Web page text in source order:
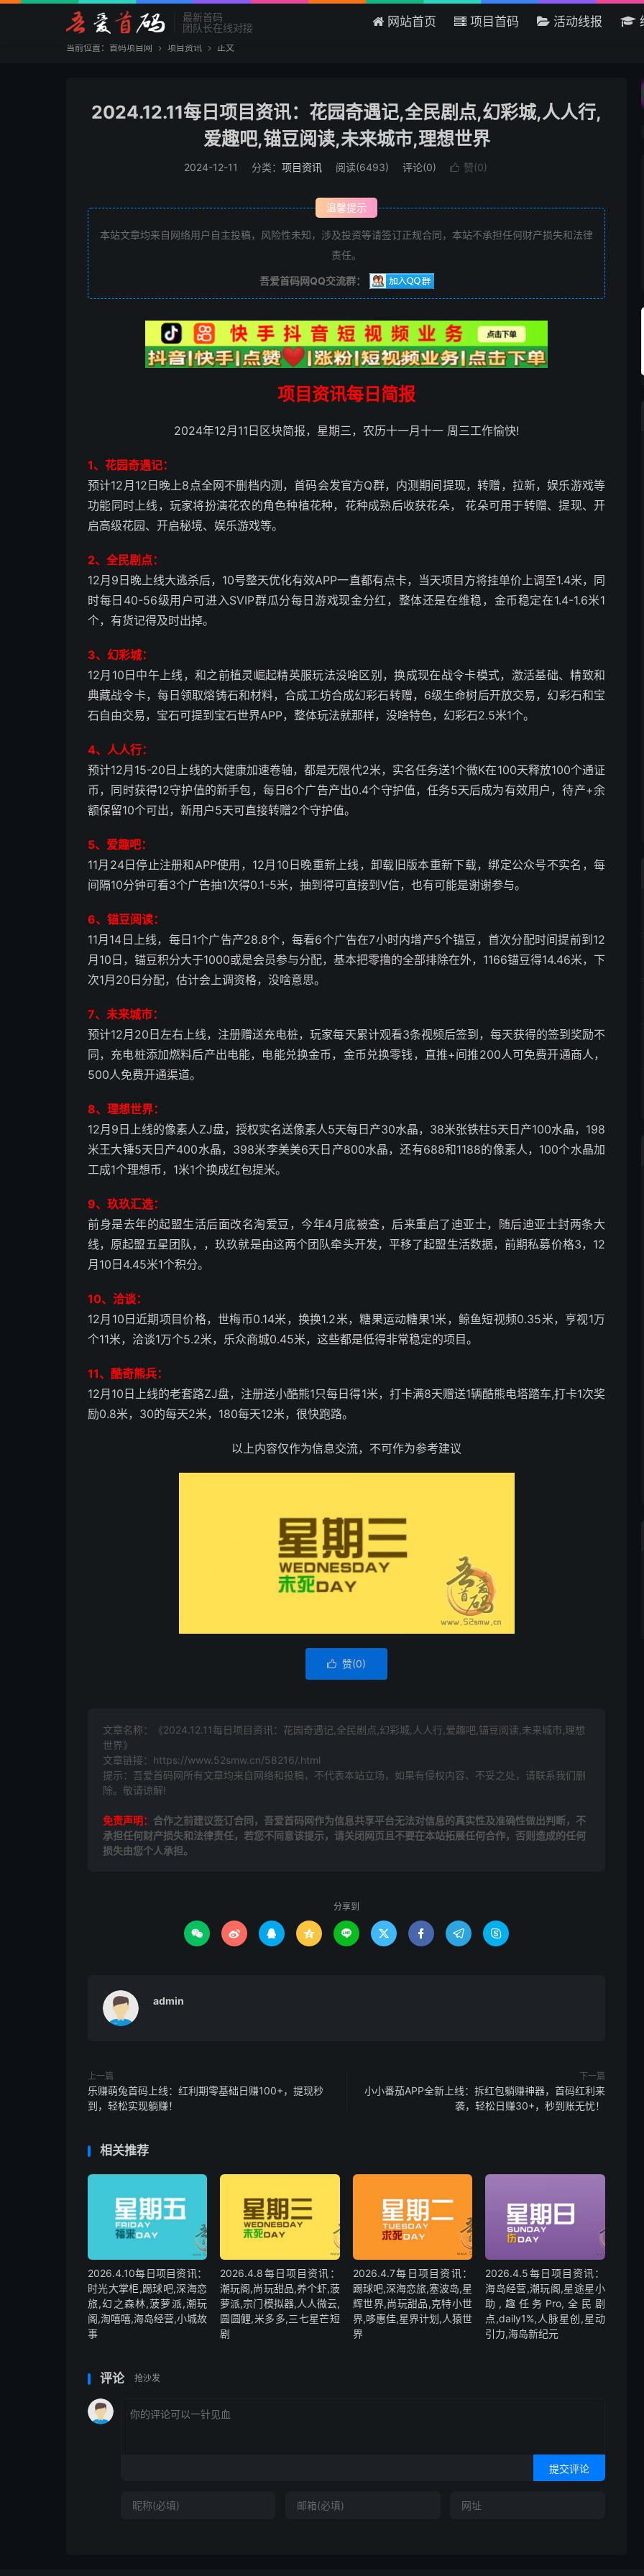
最新首码
团队长在线对接
网站首页 项目首码 活动线报
当前位置： 首码项目网  项目资讯  正文
2024.12.11每日项目资讯：花园奇遇记,全民剧点,幻彩城,人人行,
爱趣吧,锚豆阅读,未来城市,理想世界
2024-12-11 分类： 项目资讯 阅读(6493) 评论(0)  赞(0)
温馨提示
本站文章均来自网络用户自主投稿，风险性未知，涉及投资等请签订正规合同，本站不承担任何财产损失和法律
责任。
吾爱首码网QQ交流群：
项目资讯每日简报
2024年12月11日区块简报，星期三，农历十一月十一 周三工作愉快!
1、花园奇遇记：
预计12月12日晚上8点全网不删档内测，首码会发官方Q群，内测期间提现，转赠，拉新，娱乐游戏等
功能同时上线，玩家将扮演花农的角色种植花种，花种成熟后收获花朵， 花朵可用于转赠、提现、开
启高级花园、开启秘境、娱乐游戏等。
2、全民剧点：
12月9日晚上线大逃杀后，10号整天优化有效APP一直都有点卡，当天项目方将挂单价上调至1.4米，同
时每日40-56级用户可进入SVIP群瓜分每日游戏现金分红，整体还是在维稳，金币稳定在1.4-1.6米1
个，有货记得及时出掉。
3、幻彩城：
12月10日中午上线，和之前植灵崛起精英服玩法没啥区别，换成现在战令卡模式，激活基础、精致和
典藏战令卡，每日领取熔铸石和材料，合成工坊合成幻彩石转赠，6级生命树后开放交易，幻彩石和宝
石自由交易，宝石可提到宝石世界APP，整体玩法就那样，没啥特色，幻彩石2.5米1个。
4、人人行：
预计12月15-20日上线的大健康加速卷轴，都是无限代2米，实名任务送1个微K在100天释放100个通证
币，同时获得12守护值的新手包，每日6个广告产出0.4个守护值，任务5天后成为有效用户，待产+余
额保留10个可出，新用户5天可直接转赠2个守护值。
5、爱趣吧：
11月24日停止注册和APP使用，12月10日晚重新上线，卸载旧版本重新下载，绑定公众号不实名，每
间隔10分钟可看3个广告抽1次得0.1-5米，抽到得可直接到V信，也有可能是谢谢参与。
6、锚豆阅读：
11月14日上线，每日1个广告产28.8个，每看6个广告在7小时内增产5个锚豆，首次分配时间提前到12
月10日，锚豆积分大于1000或是会员参与分配，基本把零撸的全部排除在外，1166锚豆得14.46米，下
次1月20日分配，估计会上调资格，没啥意思。
7、未来城市：
预计12月20日左右上线，注册赠送充电桩，玩家每天累计观看3条视频后签到，每天获得的签到奖励不
同，充电桩添加燃料后产出电能，电能兑换金币，金币兑换零钱，直推+间推200人可免费开通商人，
500人免费开通渠道。
8、理想世界：
12月9日上线的像素人ZJ盘，授权实名送像素人5天每日产30水晶，38米张铁柱5天日产100水晶，198
米王大锤5天日产400水晶，398米李美美6天日产800水晶，还有688和1188的像素人，100个水晶加
工成1个理想币，1米1个换成红包提米。
9、玖玖汇选：
前身是去年的起盟生活后面改名淘爱豆，今年4月底被查，后来重启了迪亚士，随后迪亚士封两条大
线，原起盟五星团队，，玖玖就是由这两个团队牵头开发，平移了起盟生活数据，前期私募价格3，12
月10日4.45米1个积分。
10、洽谈：
12月10日近期项目价格，世梅币0.14米，换换1.2米，糖果运动糖果1米，鲸鱼短视频0.35米，亨视1万
个11米，洽谈1万个5.2米，乐众商城0.45米，这些都是低得非常稳定的项目。
11、酷奇熊兵：
12月10日上线的老套路ZJ盘，注册送小酷熊1只每日得1米，打卡满8天赠送1辆酷熊电塔踏车,打卡1次奖
励0.8米，30的每天2米，180每天12米，很快跑路。
以上内容仅作为信息交流，不可作为参考建议
 赞(0)
文章名称：《2024.12.11每日项目资讯：花园奇遇记,全民剧点,幻彩城,人人行,爱趣吧,锚豆阅读,未来城市,理想
世界》
文章链接： https://www.52smw.cn/58216/.html
提示：吾爱首码网所有文章均来自网络和投稿，不代表本站立场，如果有侵权内容、不妥之处，请联系我们删
除。敬请谅解!
免责声明： 合作之前建议签订合同，吾爱首码网作为信息共享平台无法对信息的真实性及准确性做出判断，不
承担任何财产损失和法律责任，若您不同意该提示，请关闭网页且不要在本站拓展任何合作，否则造成的任何
损失由您个人承担。
分享到
        
admin
上一篇
乐赚萌兔首码上线：红利期零基础日赚100+，提现秒
到，轻松实现躺赚！
下一篇
小小番茄APP全新上线：拆红包躺赚神器，首码红利来
袭，轻松日赚30+，秒到账无忧！
相关推荐
2026.4.10每日项目资讯：
时光大掌柜,踢球吧,深海恋
旅,幻之森林,菠萝派,潮玩
阁,淘嘻嘻,海岛经营,小城故
事
2026.4.8每日项目资讯：
潮玩阁,尚玩甜品,养个虾,菠
萝派,宗门模拟器,人人微云,
圆圆鲤,米多多,三七星芒短
剧
2026.4.7每日项目资讯：
踢球吧,深海恋旅,塞波岛,星
辉世界,尚玩甜品,克特小世
界,哆惠佳,星界计划,人猿世
界
2026.4.5每日项目资讯：
海岛经营,潮玩阁,星途星小
助,趣任务Pro,全民剧
点,daily1%,人脉星创,星动
引力,海岛新纪元
评论 抢沙发
提交评论
欢迎来到吾爱首码网 - 国内最大的首